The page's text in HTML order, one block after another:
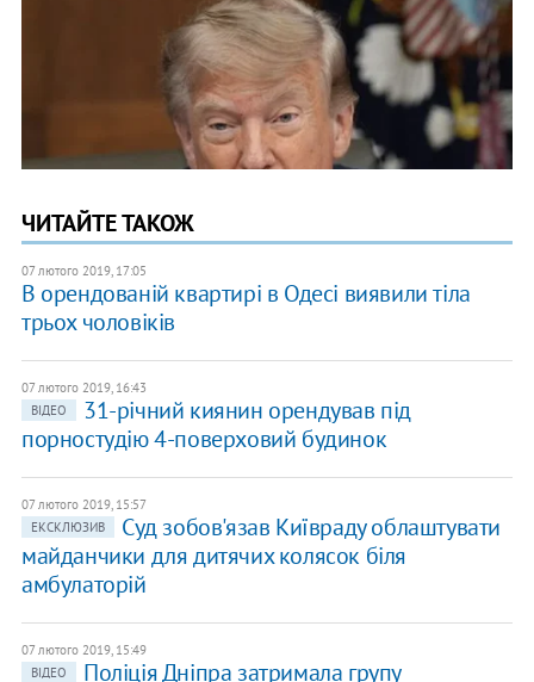
ЧИТАЙТЕ ТАКОЖ
07 лютого 2019, 17:05
В орендованій квартирі в Одесі виявили тіла
трьох чоловіків
07 лютого 2019, 16:43
ВІДЕО
31-річний киянин орендував під
порностудію 4-поверховий будинок
07 лютого 2019, 15:57
ЕКСКЛЮЗИВ
Суд зобов'язав Київраду облаштувати
майданчики для дитячих колясок біля
амбулаторій
07 лютого 2019, 15:49
ВІДЕО
Поліція Дніпра затримала групу